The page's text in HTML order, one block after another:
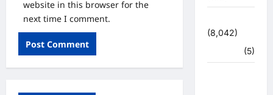
website in this browser for the
next time I comment.
(8,042)
(5)